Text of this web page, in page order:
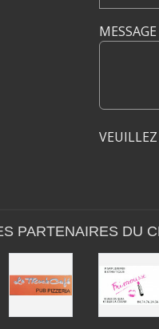
MESSAGE
VEUILLEZ
PARTENAIRES DU